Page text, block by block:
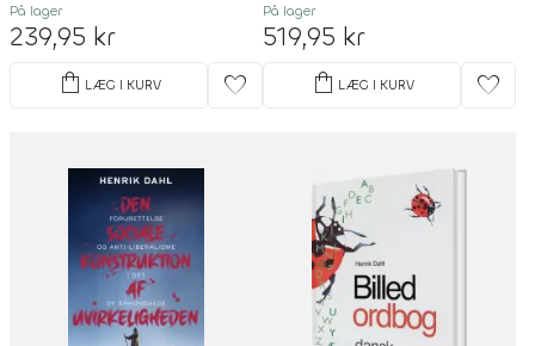
På lager
239,95 kr
shopping_bag LÆG I KURV favorite
På lager
519,95 kr
shopping_bag LÆG I KURV favorite